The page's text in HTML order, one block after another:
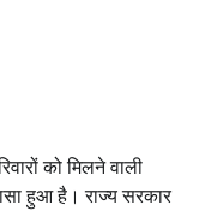
को मिलने वाली
हुआ है। राज्य सरकार